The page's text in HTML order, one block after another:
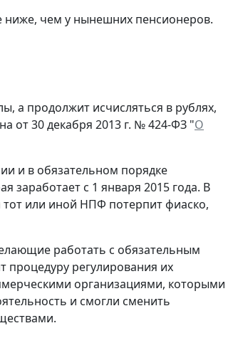
ниже, чем у нынешних пенсионеров.
а продолжит исчисляться в рублях,
от 30 декабря 2013 г. № 424-ФЗ "О
и в обязательном порядке
заработает с 1 января 2015 года. В
или иной НПФ потерпит фиаско,
работать с обязательным
регулирования их
организациями, которыми
и смогли сменить